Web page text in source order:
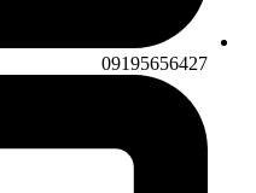
‭09195656427